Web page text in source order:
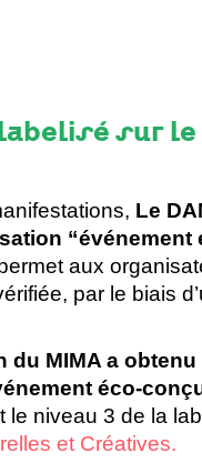
sur
Le
“événement
aux
par le biais
du MIMA a
éco-
niveau 3 de la
et Créatives.